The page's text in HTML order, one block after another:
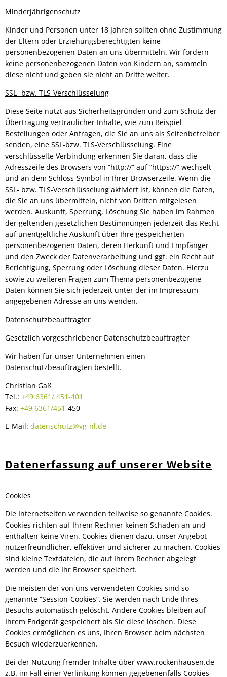
Minderjährigenschutz
Kinder und Personen unter 18 Jahren sollten ohne Zustimmung
der Eltern oder Erziehungsberechtigten keine
personenbezogenen Daten an uns übermitteln. Wir fordern
keine personenbezogenen Daten von Kindern an, sammeln
diese nicht und geben sie nicht an Dritte weiter.
SSL- bzw. TLS-Verschlüsselung
Diese Seite nutzt aus Sicherheitsgründen und zum Schutz der
Übertragung vertraulicher Inhalte, wie zum Beispiel
Bestellungen oder Anfragen, die Sie an uns als Seitenbetreiber
senden, eine SSL-bzw. TLS-Verschlüsselung. Eine
verschlüsselte Verbindung erkennen Sie daran, dass die
Adresszeile des Browsers von “http://” auf “https://” wechselt
und an dem Schloss-Symbol in Ihrer Browserzeile. Wenn die
SSL- bzw. TLS-Verschlüsselung aktiviert ist, können die Daten,
die Sie an uns übermitteln, nicht von Dritten mitgelesen
werden. Auskunft, Sperrung, Löschung Sie haben im Rahmen
der geltenden gesetzlichen Bestimmungen jederzeit das Recht
auf unentgeltliche Auskunft über Ihre gespeicherten
personenbezogenen Daten, deren Herkunft und Empfänger
und den Zweck der Datenverarbeitung und ggf. ein Recht auf
Berichtigung, Sperrung oder Löschung dieser Daten. Hierzu
sowie zu weiteren Fragen zum Thema personenbezogene
Daten können Sie sich jederzeit unter der im Impressum
angegebenen Adresse an uns wenden.
Datenschutzbeauftragter
Gesetzlich vorgeschriebener Datenschutzbeauftragter
Wir haben für unser Unternehmen einen
Datenschutzbeauftragten bestellt.
Christian Gaß
Tel.: +49 6361/ 451-401
Fax: +49 6361/451-450
E-Mail: datenschutz@vg-nl.de
Datenerfassung auf unserer Website
Cookies
Die Internetseiten verwenden teilweise so genannte Cookies.
Cookies richten auf Ihrem Rechner keinen Schaden an und
enthalten keine Viren. Cookies dienen dazu, unser Angebot
nutzerfreundlicher, effektiver und sicherer zu machen. Cookies
sind kleine Textdateien, die auf Ihrem Rechner abgelegt
werden und die Ihr Browser speichert.
Die meisten der von uns verwendeten Cookies sind so
genannte “Session-Cookies”. Sie werden nach Ende Ihres
Besuchs automatisch gelöscht. Andere Cookies bleiben auf
Ihrem Endgerät gespeichert bis Sie diese löschen. Diese
Cookies ermöglichen es uns, Ihren Browser beim nächsten
Besuch wiederzuerkennen.
Bei der Nutzung fremder Inhalte über www.rockenhausen.de
z.B. im Fall einer Verlinkung können gegebenenfalls Cookies